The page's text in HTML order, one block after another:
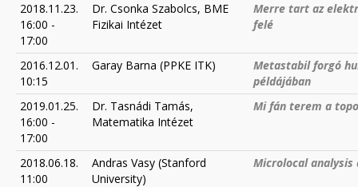
2018.11.23.
16:00 -
17:00
Dr. Csonka Szabolcs, BME
Fizikai Intézet
Merre tart az
felé
2016.12.01.
10:15
Garay Barna (PPKE ITK)
Metastabil forgó
példájában
2019.01.25.
16:00 -
17:00
Dr. Tasnádi Tamás,
Matematika Intézet
Mi fán terem a
2018.06.18.
11:00
Andras Vasy (Stanford
University)
Microlocal